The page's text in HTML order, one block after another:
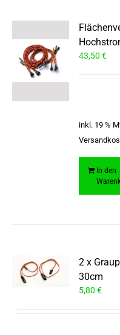
43,50€
inkl. 19 %
In den
2 x
30cm
5,80€